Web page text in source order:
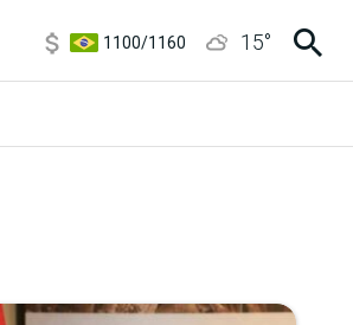
1100/1160
15°